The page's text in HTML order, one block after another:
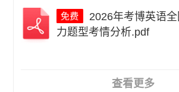
力题型考情分析.pdf
查看更多